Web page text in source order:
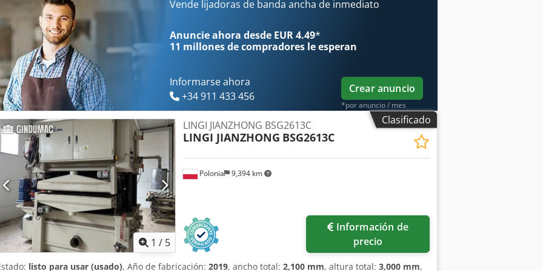
en contacto con nosotros para obtener más detalles. • Datos técnicos: • Ancho de lijado: 1300 mm •
Unidades de lijado: • 1.ª unidad de bandas transversales • 2.ª unidad combinada: rodillo calibrador +
zapata de lijado con segmentos de contacto de 25 mm; apta para el lijado de superficies pintadas
adicional • Cinta transportadora con aspiración Crodpfxszcydgs Amvsf • Rodillo de cepillo
la eliminación del polvo de las superficies lijadas • Barra de ionización en la salida para evitar la
de electricidad estática
Vende lijadoras de banda ancha de inmediato
Anuncie ahora desde EUR 4.49*
11 millones de compradores le esperan
Informarse ahora
+34 911 433 456
Crear anuncio
*por anuncio / mes
Clasificado
1 / 5
Polonia 9,394 km
LINGI JIANZHONG BSG2613C
LINGI JIANZHONG BSG2613C
precio
listo para usar (usado), Año de fabricación: 2019, ancho total: 2,100 mm, altura total: 3,000 mm,